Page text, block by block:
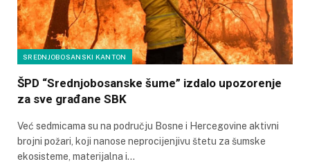
SREDNJOBOSANSKI KANTON
ŠPD “Srednjobosanske šume” izdalo upozorenje
za sve građane SBK
Već sedmicama su na području Bosne i Hercegovine aktivni
brojni požari, koji nanose neprocijenjivu štetu za šumske
ekosisteme, materijalna i…